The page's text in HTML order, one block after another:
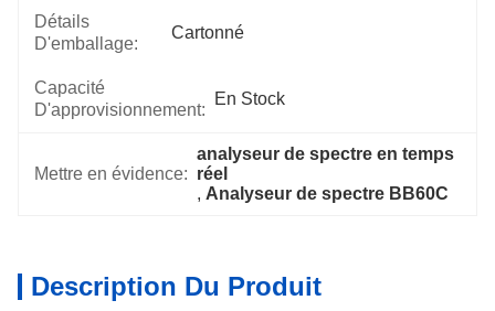
Détails
D'emballage:
Cartonné
Capacité
D'approvisionnement:
En Stock
Mettre en évidence:
analyseur de spectre en temps
réel
, Analyseur de spectre BB60C
Description Du Produit